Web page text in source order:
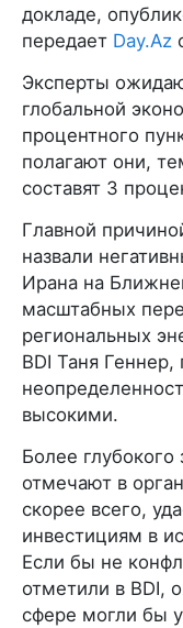
докладе,
передает Day.Az
Эксперты
глобальной
процентного
полагают они,
составят 3
Главной
назвали
Ирана на
масштабных
региональных
BDI Таня
высокими.
Более
отмечают в
скорее всего,
инвестициям в
Если бы не
отметили в BDI,
сфере могли бы